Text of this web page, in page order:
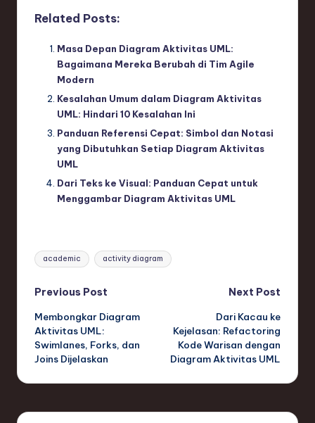
Related Posts:
Masa Depan Diagram Aktivitas UML:
Bagaimana Mereka Berubah di Tim Agile
Modern
Kesalahan Umum dalam Diagram Aktivitas
UML: Hindari 10 Kesalahan Ini
Panduan Referensi Cepat: Simbol dan Notasi
yang Dibutuhkan Setiap Diagram Aktivitas
UML
Dari Teks ke Visual: Panduan Cepat untuk
Menggambar Diagram Aktivitas UML
Tags:
academic activity diagram
Post
navigation
Previous Post
Membongkar Diagram
Aktivitas UML:
Swimlanes, Forks, dan
Joins Dijelaskan
Next Post
Dari Kacau ke
Kejelasan: Refactoring
Kode Warisan dengan
Diagram Aktivitas UML